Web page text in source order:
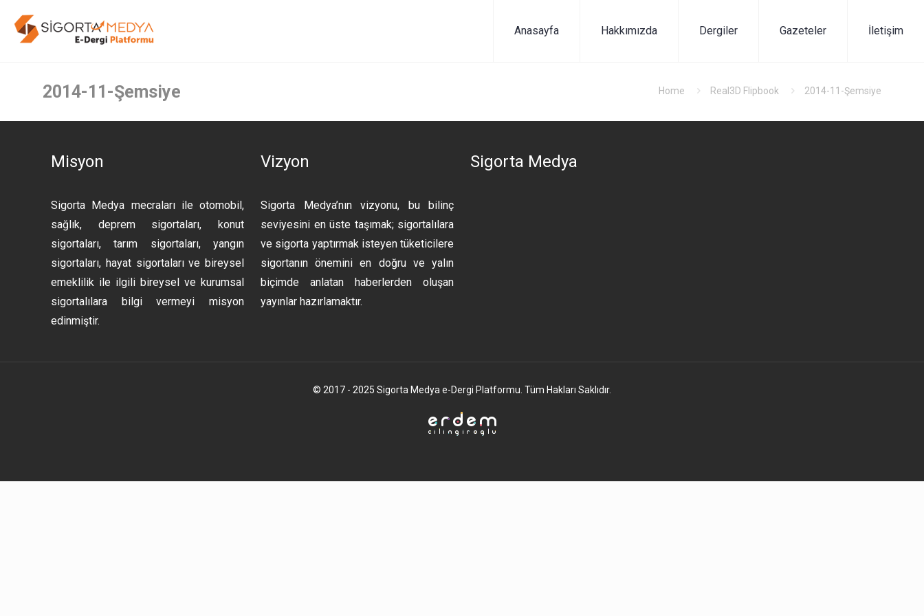
Anasayfa Hakkımızda Dergiler Gazeteler İletişim
2014-11-Şemsiye Home Real3D Flipbook 2014-11-Şemsiye
Misyon
Sigorta Medya mecraları ile otomobil,
sağlık, deprem sigortaları, konut
sigortaları, tarım sigortaları, yangın
sigortaları, hayat sigortaları ve bireysel
emeklilik ile ilgili bireysel ve kurumsal
sigortalılara bilgi vermeyi misyon
edinmiştir.
Vizyon
Sigorta Medya’nın vizyonu, bu bilinç
seviyesini en üste taşımak; sigortalılara
ve sigorta yaptırmak isteyen tüketicilere
sigortanın önemini en doğru ve yalın
biçimde anlatan haberlerden oluşan
yayınlar hazırlamaktır.
Sigorta Medya
© 2017 - 2025 Sigorta Medya e-Dergi Platformu. Tüm Hakları Saklıdır.